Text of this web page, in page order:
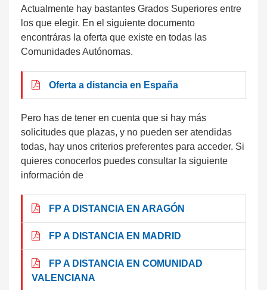
Actualmente hay bastantes Grados Superiores entre
los que elegir. En el siguiente documento
encontráras la oferta que existe en todas las
Comunidades Autónomas.
Oferta a distancia en España
Pero has de tener en cuenta que si hay más
solicitudes que plazas, y no pueden ser atendidas
todas, hay unos criterios preferentes para acceder. Si
quieres conocerlos puedes consultar la siguiente
información de
FP A DISTANCIA EN ARAGÓN
FP A DISTANCIA EN MADRID
FP A DISTANCIA EN COMUNIDAD
VALENCIANA